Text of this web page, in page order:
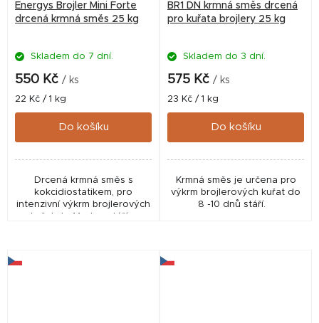
Energys Brojler Mini Forte
drcená krmná směs 25 kg
Skladem do 7 dní.
550 Kč / ks
Měrná
cena:
22 Kč / 1 kg
Do košíku
Drcená krmná směs s
kokcidiostatikem, pro
intenzivní výkrm brojlerových
BR1 DN krmná směs drcená
pro kuřata brojlery 25 kg
Skladem do 3 dní.
575 Kč / ks
Měrná
cena:
23 Kč / 1 kg
Do košíku
Krmná směs je určena pro
výkrm brojlerových kuřat do
8 -10 dnů stáří.